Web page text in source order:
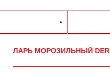
ЛАРЬ МОРОЗИЛЬНЫЙ